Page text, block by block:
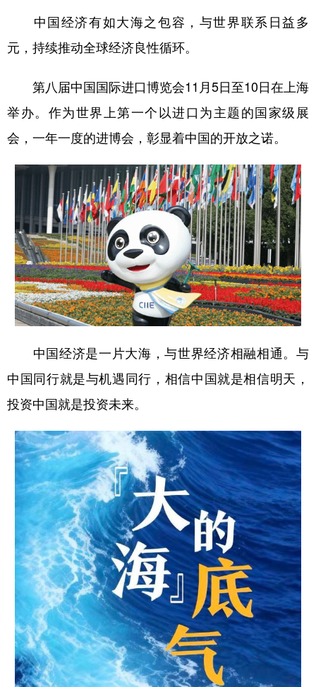
中国经济有如大海之包容，与世界联系日益多
元，持续推动全球经济良性循环。
第八届中国国际进口博览会11月5日至10日在上海
举办。作为世界上第一个以进口为主题的国家级展
会，一年一度的进博会，彰显着中国的开放之诺。
中国经济是一片大海，与世界经济相融相通。与
中国同行就是与机遇同行，相信中国就是相信明天，
投资中国就是投资未来。